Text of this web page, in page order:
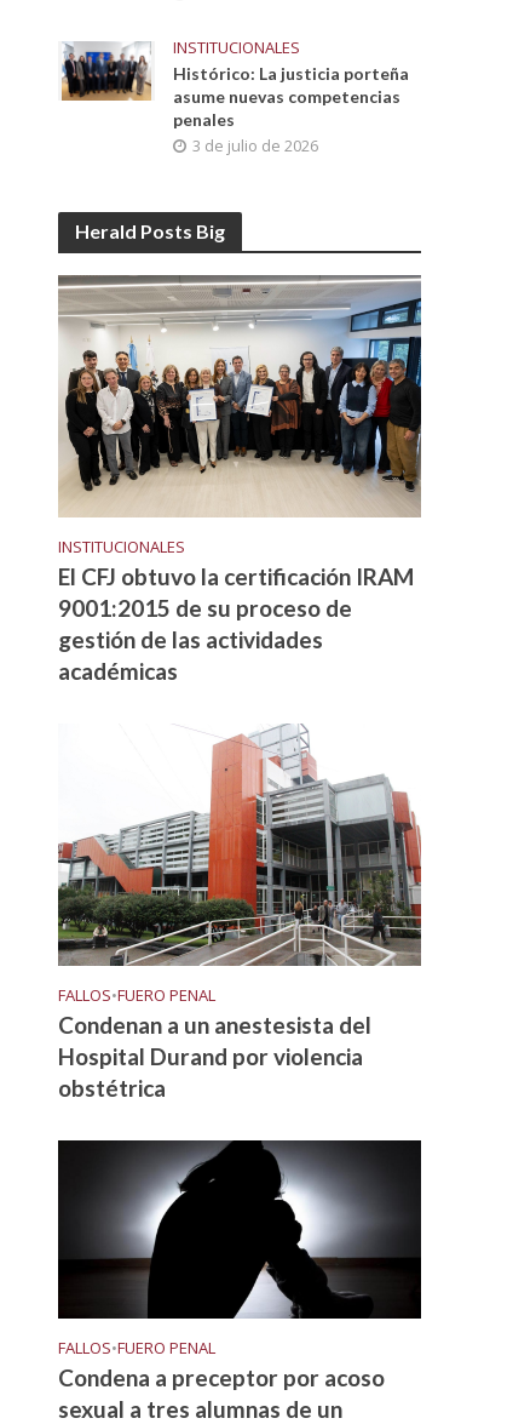
INSTITUCIONALES
Histórico: La justicia porteña
asume nuevas competencias
penales
3 de julio de 2026
Herald Posts Big
INSTITUCIONALES
El CFJ obtuvo la certificación IRAM
9001:2015 de su proceso de
gestión de las actividades
académicas
FALLOS•FUERO PENAL
Condenan a un anestesista del
Hospital Durand por violencia
obstétrica
FALLOS•FUERO PENAL
Condena a preceptor por acoso
sexual a tres alumnas de un